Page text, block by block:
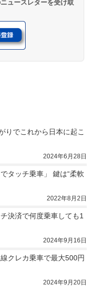
ュースレターを受け取
りでこれから日本に起こ
2024年6月28日
タッチ乗車」 鍵は“柔軟
2022年8月2日
決済で何度乗車しても1
2024年9月16日
クレカ乗車で最大500円
2024年9月20日